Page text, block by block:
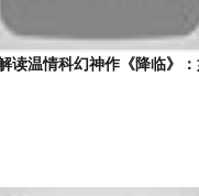
读温情科幻神作《降临》